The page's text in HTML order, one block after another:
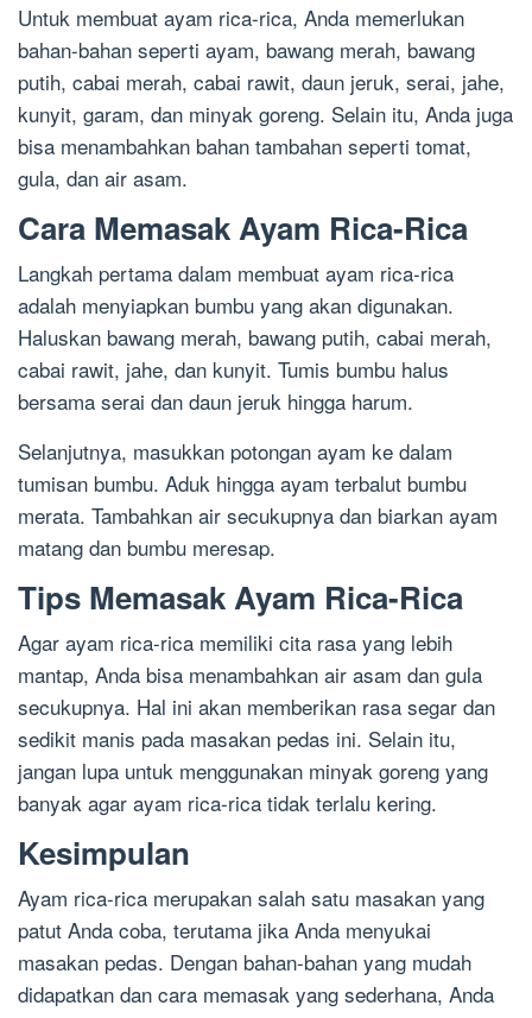
Untuk membuat ayam rica-rica, Anda memerlukan
bahan-bahan seperti ayam, bawang merah, bawang
putih, cabai merah, cabai rawit, daun jeruk, serai, jahe,
kunyit, garam, dan minyak goreng. Selain itu, Anda juga
bisa menambahkan bahan tambahan seperti tomat,
gula, dan air asam.
Cara Memasak Ayam Rica-Rica
Langkah pertama dalam membuat ayam rica-rica
adalah menyiapkan bumbu yang akan digunakan.
Haluskan bawang merah, bawang putih, cabai merah,
cabai rawit, jahe, dan kunyit. Tumis bumbu halus
bersama serai dan daun jeruk hingga harum.
Selanjutnya, masukkan potongan ayam ke dalam
tumisan bumbu. Aduk hingga ayam terbalut bumbu
merata. Tambahkan air secukupnya dan biarkan ayam
matang dan bumbu meresap.
Tips Memasak Ayam Rica-Rica
Agar ayam rica-rica memiliki cita rasa yang lebih
mantap, Anda bisa menambahkan air asam dan gula
secukupnya. Hal ini akan memberikan rasa segar dan
sedikit manis pada masakan pedas ini. Selain itu,
jangan lupa untuk menggunakan minyak goreng yang
banyak agar ayam rica-rica tidak terlalu kering.
Kesimpulan
Ayam rica-rica merupakan salah satu masakan yang
patut Anda coba, terutama jika Anda menyukai
masakan pedas. Dengan bahan-bahan yang mudah
didapatkan dan cara memasak yang sederhana, Anda